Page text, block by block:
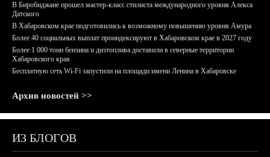
В Биробиджане прошел мастер-класс стилиста международного уровня Алекса
Датского
В Хабаровском крае подготовились к возможному повышению уровня Амура
Более 40 социальных выплат проиндексируют в Хабаровском крае в 2027 году
Более 1 000 тонн бензина и дизтоплива доставили в северные территории
Хабаровского края
Бесплатную сеть Wi-Fi запустили на площади имени Ленина в Хабаровске
Архив новостей >>
ИЗ БЛОГОВ